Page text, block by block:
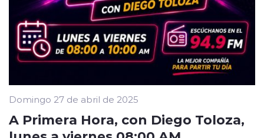
Domingo 27 de abril de 2025
A Primera Hora, con Diego Toloza,